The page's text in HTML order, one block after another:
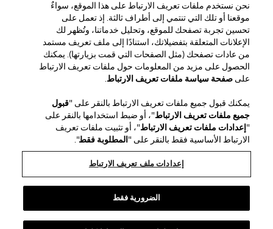
إرسال
المنطقة / اللغة
خدمة العملاء
العثور على متجر
اتصل بنا
الشحن والإرجاع للجمال
الشحن والإرجاع للأزياء
الأسئلة الشائعة
خدمة تغليف الهدايا
مركز التفضيلات
نبذة عن الدار
House of Herrera
الوظائف
(يفتح في نافذة جديدة)
chcarolinaherrera.com
(يفتح في نافذة جديدة)
الشؤون القانونية وملفات تعريف الارتباط
الشروط والأحكام
شروط وأحكام البيع الخاصة بالجمال
VTO Data Processing Notice
سياسة الخصوصية
سياسة ملفات تعريف الارتباط
نحن نستخدم ملفات تعريف الارتباط على هذا الموقع، سواءٌ
موقعنا أو تلك التي تنتمي إلى أطراف ثالثة. إذ تعمل على
تحسين تجربة تصفحك للموقع، وتحليل خدماتنا، وتُظهر لك
الإعلانات المتعلقة بتفضيلاتك، استنادًا إلى ملف تعريف مستمد
من عادات تصفحك (مثل الصفحات التي قمت بزيارتها). يمكنك
الحصول على مزيد من المعلومات حول ملفات تعريف الارتباط
علىصفحة سياسة ملفات تعريف الارتباط.
يمكنك قبول جميع ملفات تعريف الارتباط بالنقر على "قبول
جميع ملفات تعريف الارتباط"، أو ضبط استخدامها بالنقر على
" إعدادات ملفات تعريف الارتباط"، أو تثبيت ملفات تعريف
الارتباط الأساسية فقط بالنقر على " المطلوبة فقط".
إعدادات ملف تعريف الارتباط
الضرورية فقط